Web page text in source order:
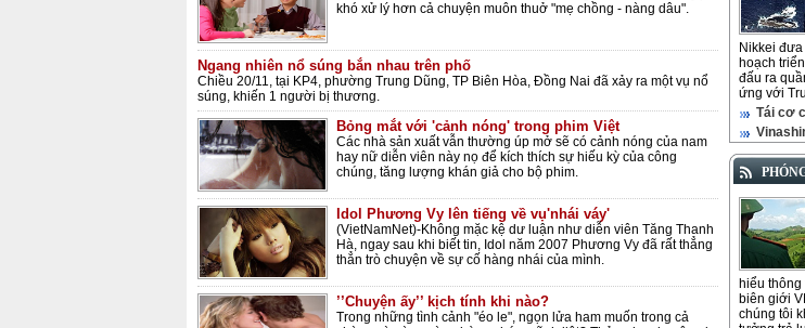
khó xử lý hơn cả chuyện muôn thuở "mẹ chồng - nàng dâu".
Ngang nhiên nổ súng bắn nhau trên phố
Chiều 20/11, tại KP4, phường Trung Dũng, TP Biên Hòa, Đồng Nai đã xảy ra một vụ nổ
súng, khiến 1 người bị thương.
Bỏng mắt với 'cảnh nóng' trong phim Việt
Các nhà sản xuất vẫn thường úp mở sẽ có cảnh nóng của nam
hay nữ diễn viên này nọ để kích thích sự hiếu kỳ của công
chúng, tăng lượng khán giả cho bộ phim.
Idol Phương Vy lên tiếng về vụ'nhái váy'
(VietNamNet)-Không mặc kệ dư luận như diễn viên Tăng Thanh
Hà, ngay sau khi biết tin, Idol năm 2007 Phương Vy đã rất thẳng
thẳn trò chuyện về sự cố hàng nhái của mình.
’’Chuyện ấy’’ kịch tính khi nào?
Trong những tình cảnh "éo le", ngọn lửa ham muốn trong cả
Nikkei
hoạch
đấu ra
ứng với
Tái cơ
hiểu
biên giới
chúng tôi